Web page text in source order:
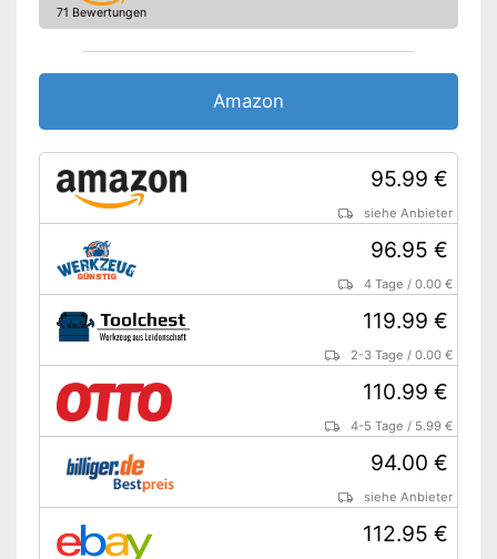
71 Bewertungen
Amazon
95.99 €
siehe Anbieter
96.95 €
4 Tage /0.00 €
119.99 €
2-3 Tage /0.00 €
110.99 €
4-5 Tage / 5.99 €
94.00 €
siehe Anbieter
112.95 €